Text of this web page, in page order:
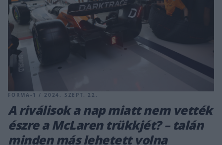
FORMA-1 / 2024. SZEPT. 22.
A riválisok a nap miatt nem vették
észre a McLaren trükkjét? – talán
minden más lehetett volna